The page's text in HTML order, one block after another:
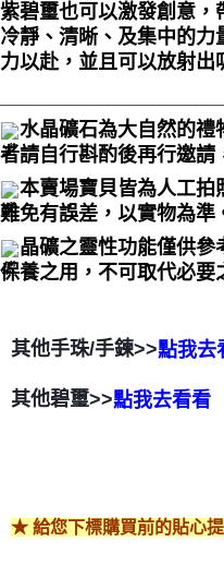
紫碧璽也可以激發創意，
冷靜、清晰、及集中的
力以赴，並且可以放射出
水晶礦石為大自然的禮
者請自行斟酌後再行邀
本賣場寶貝皆為人工拍
難免有誤差，以實物為準
晶礦之靈性功能僅供
保養之用，不可取代必要
其他手珠/手鍊>>點我去
其他碧璽>>點我去看看
★ 給您下標購買前的貼心